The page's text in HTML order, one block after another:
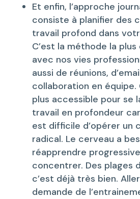
Et enfin, l’approche
consiste à planifier des
travail profond dans
C’est la méthode la
avec nos vies
aussi de réunions,
collaboration en équipe.
plus accessible pour se
travail en profondeur
est difficile d’opérer un
radical. Le cerveau a
réapprendre
concentrer. Des plages
c’est déjà très bien.
demande de